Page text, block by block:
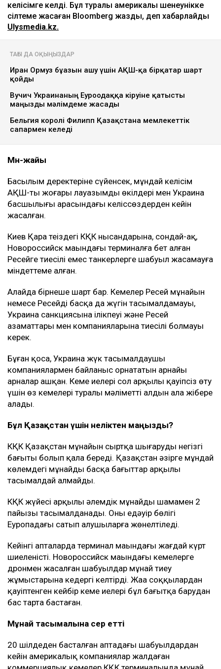
келісімге келді. Бұл туралы америкалық шенеунікке
сілтеме жасаған Bloomberg жазды, деп хабарлайды
Ulysmedia.kz.
ТАҒЫ ДА ОҚЫҢЫЗДАР
Иран Ормуз бұғазын ашу үшін АҚШ-қа бірқатар шарт
қойды
Вучич Украинаның Еуроодаққа кіруіне қатысты
маңызды мәлімдеме жасады
Бельгия королі Филипп Қазақстанға мемлекеттік
сапармен келеді
Мән-жайы
Басылым деректеріне сүйенсек, мұндай келісім
АҚШ-тың жоғары лауазымды өкілдері мен Украина
басшылығы арасындағы келіссөздерден кейін
жасалған.
Киев Қара теңіздегі КҚК нысандарына, сондай-ақ,
Новороссийск маңындағы терминалға бет алған
Ресейге тиесілі емес танкерлерге шабуыл жасамауға
міндеттеме алған.
Алайда бірнеше шарт бар. Кемелер Ресей мұнайын
немесе Ресейдің басқа да жүгін тасымалдамауы,
Украина санкциясына ілікпеуі және Ресей
азаматтары мен компанияларына тиесілі болмауы
керек.
Бұған қоса, Украина жүк тасымалдаушы
компаниялармен байланыс орнататын арнайы
арналар ашқан. Кеме иелері сол арқылы қауіпсіз өту
үшін өз кемелері туралы мәліметті алдын ала жібере
алады.
Бұл Қазақстан үшін неліктен маңызды?
КҚК Қазақстан мұнайын сыртқа шығарудың негізгі
бағыты болып қала береді. Қазақстан әзірге мұндай
көлемдегі мұнайды басқа бағыттар арқылы
тасымалдай алмайды.
КҚК жүйесі арқылы әлемдік мұнайдың шамамен 2
пайызы тасымалданады. Оның едәуір бөлігі
Еуропадағы сатып алушыларға жөнелтіледі.
Кейінгі апталарда терминал маңындағы жағдай күрт
шиеленісті. Новороссийск маңындағы кемелерге
дронмен жасалған шабуылдар мұнай тиеу
жұмыстарына кедергі келтірді. Жаңа соққылардан
қауіптенген кейбір кеме иелері бұл бағытқа барудан
бас тарта бастаған.
Мұнай тасымалына әсер етті
20 шілдеден басталған аптадағы шабуылдардан
кейін америкалық компаниялар жалдаған